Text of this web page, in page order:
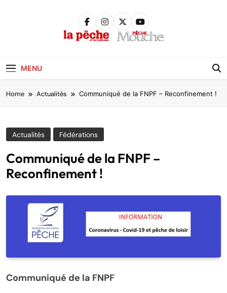
MENU
Home Actualités Communiqué de la FNPF – Reconfinement !
Actualités Fédérations
Communiqué de la FNPF –
Reconfinement !
Communiqué de la FNPF